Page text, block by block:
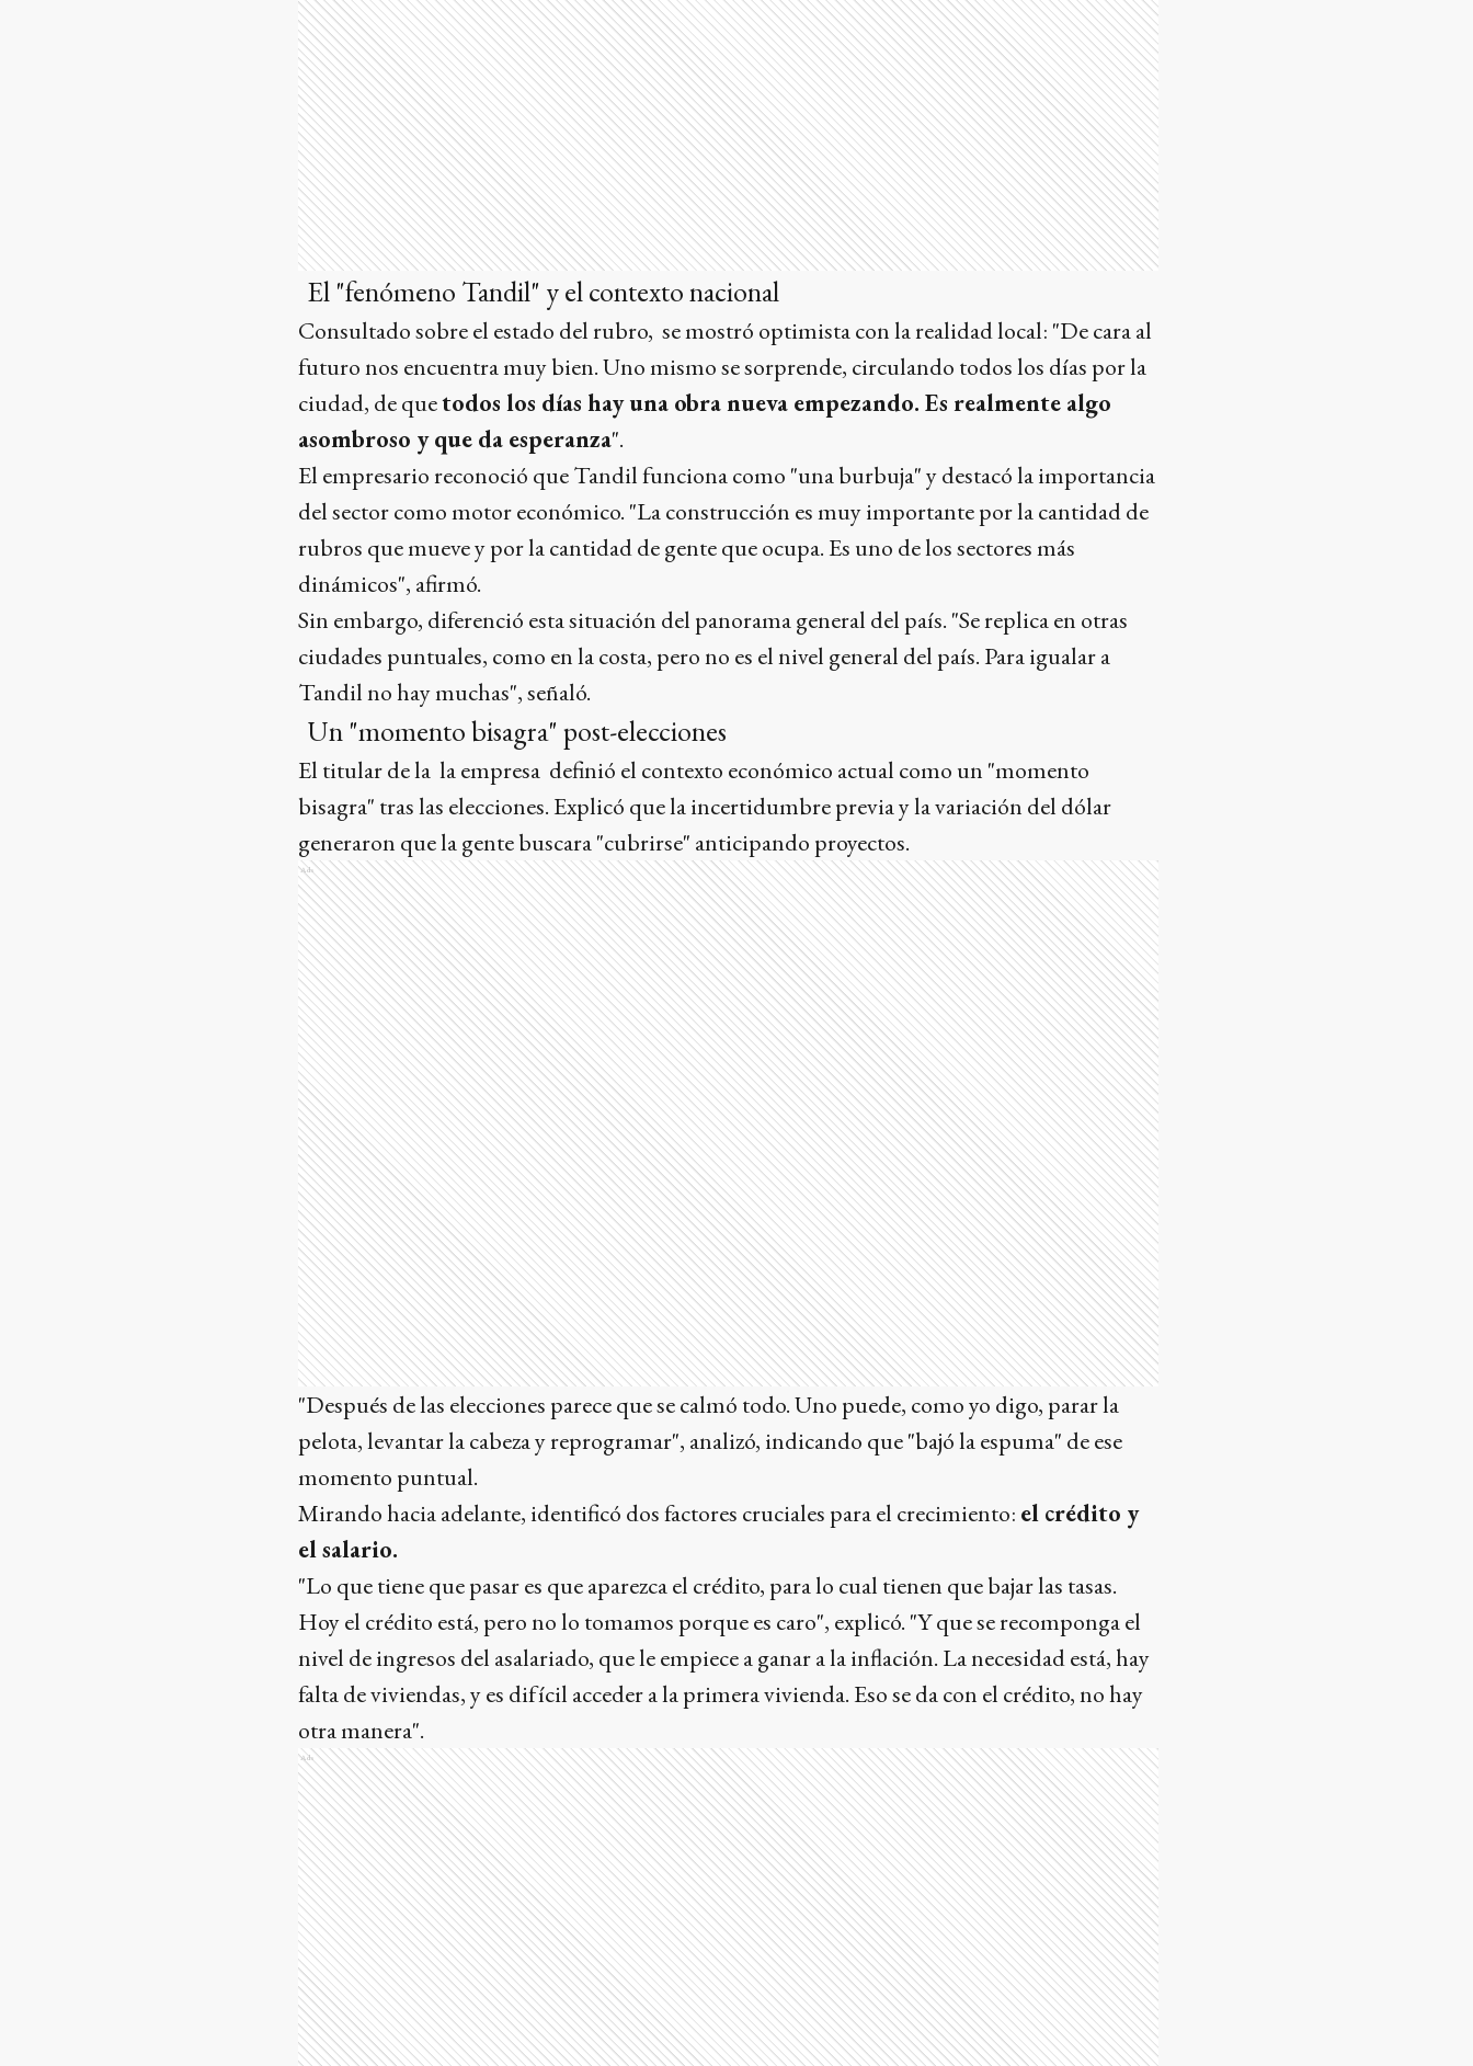
El "fenómeno Tandil" y el contexto nacional
Consultado sobre el estado del rubro, se mostró optimista con la realidad local: "De cara al
futuro nos encuentra muy bien. Uno mismo se sorprende, circulando todos los días por la
ciudad, de quetodos los días hay una obra nueva empezando. Es realmente algo
asombroso y que da esperanza".
El empresario reconoció que Tandil funciona como "una burbuja" y destacó la importancia
del sector como motor económico. "La construcción es muy importante por la cantidad de
rubros que mueve y por la cantidad de gente que ocupa. Es uno de los sectores más
dinámicos", afirmó.
Sin embargo, diferenció esta situación del panorama general del país. "Se replica en otras
ciudades puntuales, como en la costa, pero no es el nivel general del país. Para igualar a
Tandil no hay muchas", señaló.
Un "momento bisagra" post-elecciones
El titular de la la empresa definió el contexto económico actual como un "momento
bisagra" tras las elecciones. Explicó que la incertidumbre previa y la variación del dólar
generaron que la gente buscara "cubrirse" anticipando proyectos.
Ads
"Después de las elecciones parece que se calmó todo. Uno puede, como yo digo, parar la
pelota, levantar la cabeza y reprogramar", analizó, indicando que "bajó la espuma" de ese
momento puntual.
Mirando hacia adelante, identificó dos factores cruciales para el crecimiento: el crédito y
el salario.
"Lo que tiene que pasar es que aparezca el crédito, para lo cual tienen que bajar las tasas.
Hoy el crédito está, pero no lo tomamos porque es caro", explicó. "Y que se recomponga el
nivel de ingresos del asalariado, que le empiece a ganar a la inflación. La necesidad está, hay
falta de viviendas, y es difícil acceder a la primera vivienda. Eso se da con el crédito, no hay
otra manera".
Ads